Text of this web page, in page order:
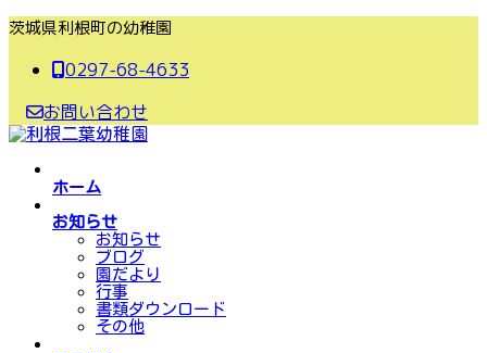
コ
ツ
ナ
シ
茨城県利根町の幼稚園
0297-68-4633
お問い合わせ
ホーム
お知らせ
お知らせ
ブログ
園だより
行事
書類ダウンロード
その他